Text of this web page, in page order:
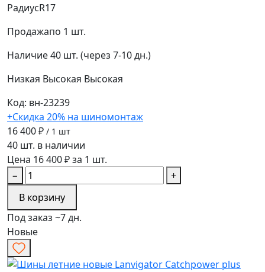
РадиусR17
Продажапо 1 шт.
Наличие40 шт. (через 7-10 дн.)
Низкая Высокая Высокая
Код: вн-23239
+Скидка 20% на шиномонтаж
16 400 ₽ / 1 шт
40 шт. в наличии
Цена 16 400 ₽ за 1 шт.
−
+
В корзину
Под заказ ~7 дн.
Новые